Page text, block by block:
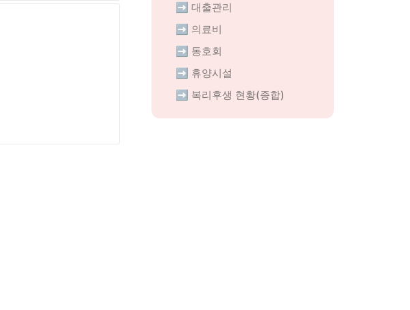
➡️ 대출관리
➡️ 의료비
➡️ 동호회
➡️ 휴양시설
➡️ 복리후생 현황(종합)